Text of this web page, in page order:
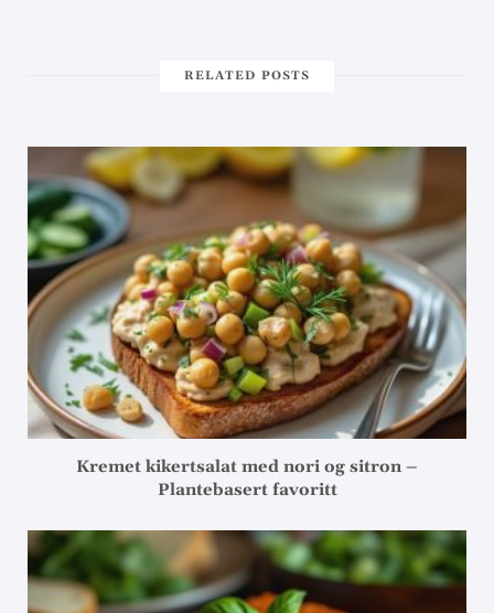
RELATED POSTS
Kremet kikertsalat med nori og sitron –
Plantebasert favoritt